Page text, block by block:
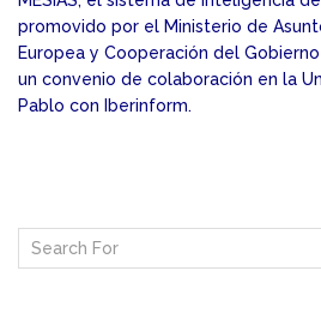
promovido por el Ministerio de
Europea y Cooperación del
un convenio de colaboración en la
Pablo con Iberinform.